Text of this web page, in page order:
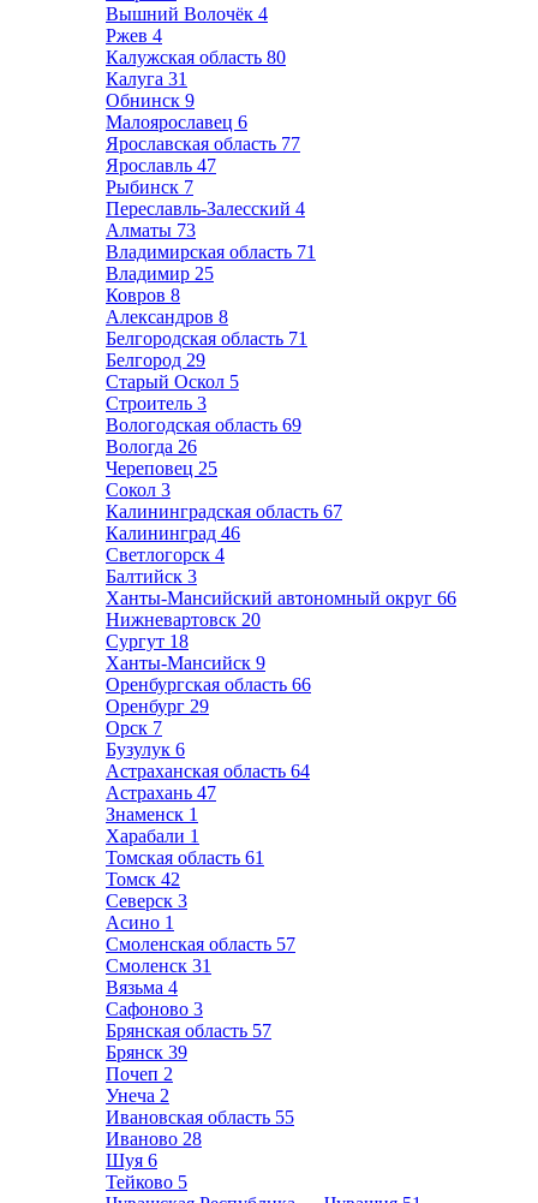
Вышний Волочёк 4
Ржев 4
Калужская область 80
Калуга 31
Обнинск 9
Малоярославец 6
Ярославская область 77
Ярославль 47
Рыбинск 7
Переславль-Залесский 4
Алматы 73
Владимирская область 71
Владимир 25
Ковров 8
Александров 8
Белгородская область 71
Белгород 29
Старый Оскол 5
Строитель 3
Вологодская область 69
Вологда 26
Череповец 25
Сокол 3
Калининградская область 67
Калининград 46
Светлогорск 4
Балтийск 3
Ханты-Мансийский автономный округ 66
Нижневартовск 20
Сургут 18
Ханты-Мансийск 9
Оренбургская область 66
Оренбург 29
Орск 7
Бузулук 6
Астраханская область 64
Астрахань 47
Знаменск 1
Харабали 1
Томская область 61
Томск 42
Северск 3
Асино 1
Смоленская область 57
Смоленск 31
Вязьма 4
Сафоново 3
Брянская область 57
Брянск 39
Почеп 2
Унеча 2
Ивановская область 55
Иваново 28
Шуя 6
Тейково 5